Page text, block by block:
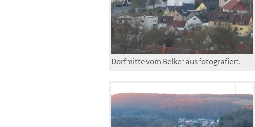
Dorfmitte vom Belker aus fotografiert.